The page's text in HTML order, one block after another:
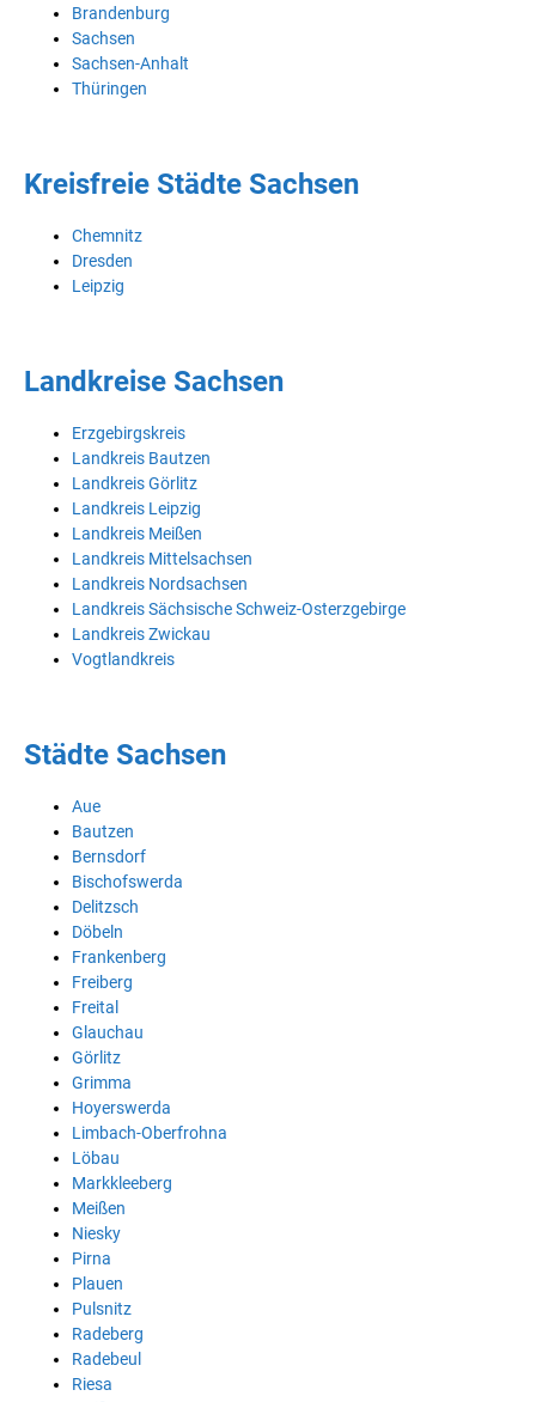
Brandenburg
Sachsen
Sachsen-Anhalt
Thüringen
Kreisfreie Städte Sachsen
Chemnitz
Dresden
Leipzig
Landkreise Sachsen
Erzgebirgskreis
Landkreis Bautzen
Landkreis Görlitz
Landkreis Leipzig
Landkreis Meißen
Landkreis Mittelsachsen
Landkreis Nordsachsen
Landkreis Sächsische Schweiz-Osterzgebirge
Landkreis Zwickau
Vogtlandkreis
Städte Sachsen
Aue
Bautzen
Bernsdorf
Bischofswerda
Delitzsch
Döbeln
Frankenberg
Freiberg
Freital
Glauchau
Görlitz
Grimma
Hoyerswerda
Limbach-Oberfrohna
Löbau
Markkleeberg
Meißen
Niesky
Pirna
Plauen
Pulsnitz
Radeberg
Radebeul
Riesa